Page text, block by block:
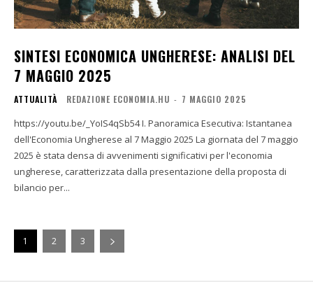
SINTESI ECONOMICA UNGHERESE: ANALISI DEL
7 MAGGIO 2025
ATTUALITÀ REDAZIONE ECONOMIA.HU - 7 MAGGIO 2025
https://youtu.be/_YoIS4qSb54 I. Panoramica Esecutiva: Istantanea
dell'Economia Ungherese al 7 Maggio 2025 La giornata del 7 maggio
2025 è stata densa di avvenimenti significativi per l'economia
ungherese, caratterizzata dalla presentazione della proposta di
bilancio per...
1 2 3